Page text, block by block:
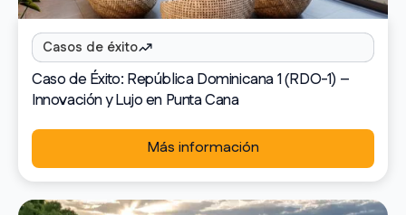
Casos de éxito
Caso de Éxito: República Dominicana 1 (RDO-1) –
Innovación y Lujo en Punta Cana
Más información